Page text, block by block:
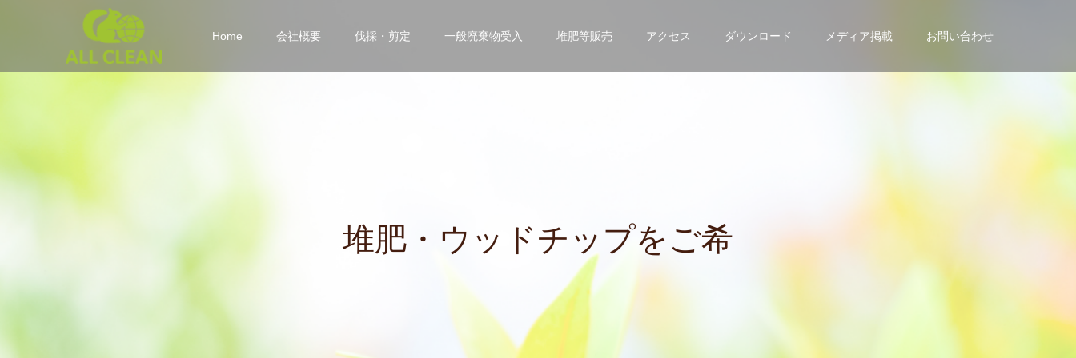
Home 会社概要 伐採・剪定 一般廃棄物受入 堆肥等販売 アクセス ダウンロード メディア掲載 お問い合わせ
・ウ ッ ド チ ップ を ご希 望の は